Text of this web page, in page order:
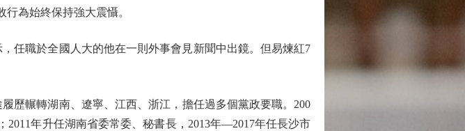
為始終保持強大震懾。
職於全國人大的他在一則外事會見新聞中出鏡。但易煉紅7
輾轉湖南、遼寧、江西、浙江，擔任過多個黨政要職。200
年升任湖南省委常委、秘書長，2013年—2017年任長沙市